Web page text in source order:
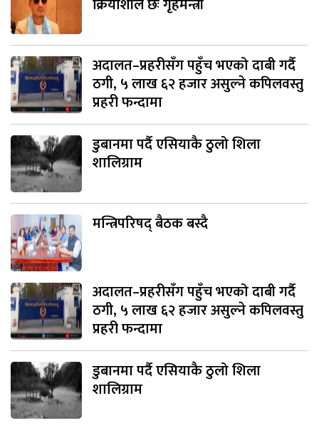
क्रियाशील छः गृहमन्त्री
अदालत–प्रहरीसँग पहुँच भएको दाबी गर्दै
ठगी, ५ लाख ६२ हजार असुल्ने कपिलवस्तु
प्रहरी फन्दामा
डुबानमा पर्दै एसियाकै ठुलो शिला
शालिग्राम
मन्त्रिपरिषद् बैठक बस्दै
अदालत–प्रहरीसँग पहुँच भएको दाबी गर्दै
ठगी, ५ लाख ६२ हजार असुल्ने कपिलवस्तु
प्रहरी फन्दामा
डुबानमा पर्दै एसियाकै ठुलो शिला
शालिग्राम